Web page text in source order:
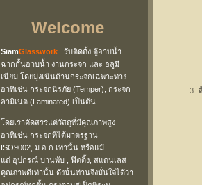
Welcome
SiamGlasswork รับติดตั้ง ตู้อาบน้ำ
ฉากกั้นอาบน้ำ งานกระจก และ อลูมี
เนียม โดยมุ่งเน้นด้านกระจกเฉพาะทาง
อาทิเช่น กระจกนิรภัย (Temper), กระจก
ลามิเนต (Laminated) เป็นต้น
โดยเราคัดสรรแต่วัสดุที่มีคุณภาพสูง
อาทิเช่น กระจกที่ได้มาตรฐาน
ISO9002, ม.อ.ก เท่านั้น หรือแม้
แต่ อุปกรณ์ บานพับ , ฟิตติ้ง, สแตนเลส
คุณภาพดีเท่านั้น ดังนั้นท่านจึงมั่นใจได้ว่า